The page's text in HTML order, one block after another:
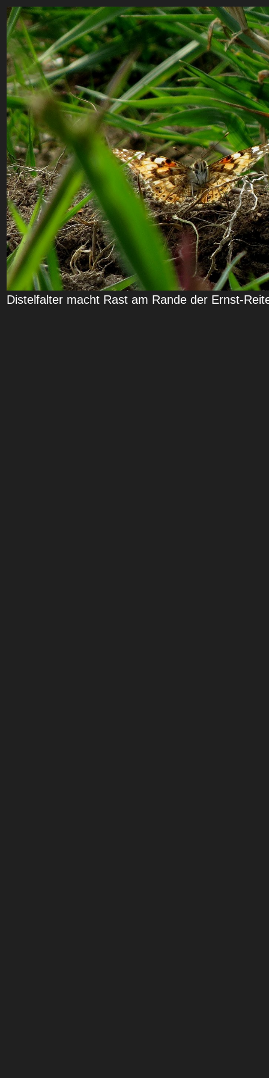
Distelfalter macht Rast am Rande der Ernst-